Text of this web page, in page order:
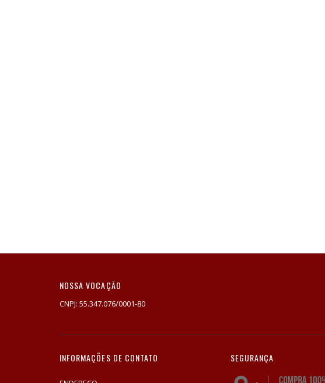
NOSSA VOCAÇÃO
CNPJ: 55.347.076/0001-80
INFORMAÇÕES DE CONTATO SEGURANÇA